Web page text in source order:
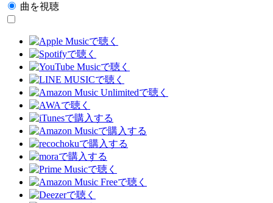
曲を視聴